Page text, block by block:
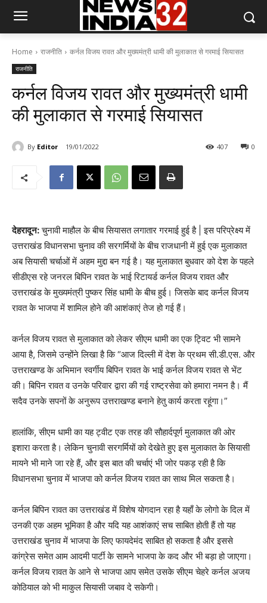
Home राजनीति कर्नल विजय रावत और मुख्यमंत्री धामी की मुलाकात से गरमाई सियासत
राजनीति
कर्नल विजय रावत और मुख्यमंत्री धामी
की मुलाकात से गरमाई सियासत
By Editor 19/01/2022 0
407
देहरादून:चुनावी माहौल के बीच सियासत लगातार गरमाई हुई है | इस परिप्रेक्ष्य में
उत्तराखंड विधानसभा चुनाव की सरगर्मियों के बीच राजधानी में हुई एक मुलाकात
अब सियासी चर्चाओं में अहम मुद्दा बन गई है। यह मुलाकात बुधवार को देश के पहले
सीडीएस रहे जनरल बिपिन रावत के भाई रिटायर्ड कर्नल विजय रावत और
उत्तराखंड के मुख्यमंत्री पुष्कर सिंह धामी के बीच हुई। जिसके बाद कर्नल विजय
रावत के भाजपा में शामिल होने की आशंकाएं तेज हो गई हैं।
कर्नल विजय रावत से मुलाकात को लेकर सीएम धामी का एक ट्विट भी सामने
आया है, जिसमे उन्होंने लिखा है कि “आज दिल्ली में देश के प्रथम सी.डी.एस. और
उत्तराखण्ड के अभिमान स्वर्गीय बिपिन रावत के भाई कर्नल विजय रावत से भेंट
की। बिपिन रावत व उनके परिवार द्वारा की गई राष्ट्रसेवा को हमारा नमन है। मैं
सदैव उनके सपनों के अनुरूप उत्तराखण्ड बनाने हेतु कार्य करता रहूंगा।”
हालांकि, सीएम धामी का यह ट्वीट एक तरह की सौहार्दपूर्ण मुलाकात की ओर
इशारा करता है। लेकिन चुनावी सरगर्मियों को देखेते हुए इस मुलाकात के सियासी
मायने भी माने जा रहे हैं, और इस बात की चर्चाएं भी जोर पकड़ रही है कि
विधानसभा चुनाव में भाजपा को कर्नल विजय रावत का साथ मिल सकता है।
कर्नल बिपिन रावत का उत्तराखंड में विशेष योगदान रहा है यहाँ के लोगो के दिल में
उनकी एक अहम भूमिका है और यदि यह आशंकाएं सच साबित होती हैं तो यह
उत्तराखंड चुनाव में भाजपा के लिए फायदेमंद साबित हो सकता है और इससे
कांग्रेस समेत आम आदमी पार्टी के सामने भाजपा के कद और भी बड़ा हो जाएगा।
कर्नल विजय रावत के आने से भाजपा आप समेत उसके सीएम चेहरे कर्नल अजय
कोठियाल को भी माकुल सियासी जबाव दे सकेगी।